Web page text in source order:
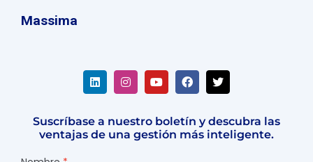
Massima
Suscríbase a nuestro boletín y descubra las
ventajas de una gestión más inteligente.